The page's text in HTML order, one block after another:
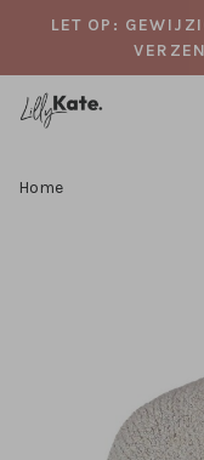
LET OP:
Home